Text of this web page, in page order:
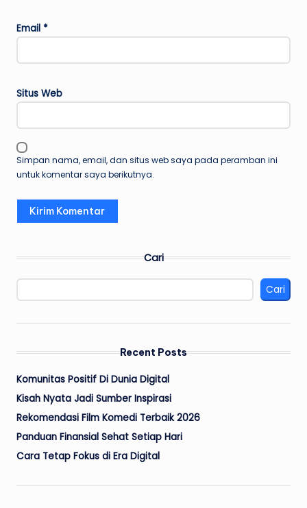
Email *
Situs Web
Simpan nama, email, dan situs web saya pada peramban ini
untuk komentar saya berikutnya.
Cari
Cari
Recent Posts
Komunitas Positif Di Dunia Digital
Kisah Nyata Jadi Sumber Inspirasi
Rekomendasi Film Komedi Terbaik 2026
Panduan Finansial Sehat Setiap Hari
Cara Tetap Fokus di Era Digital